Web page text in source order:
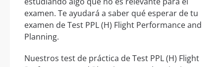
examen. Te ayudará a saber qué esperar de tu
examen de Test PPL (H) Flight Performance and
Planning.
Nuestros test de práctica de Test PPL (H) Flight